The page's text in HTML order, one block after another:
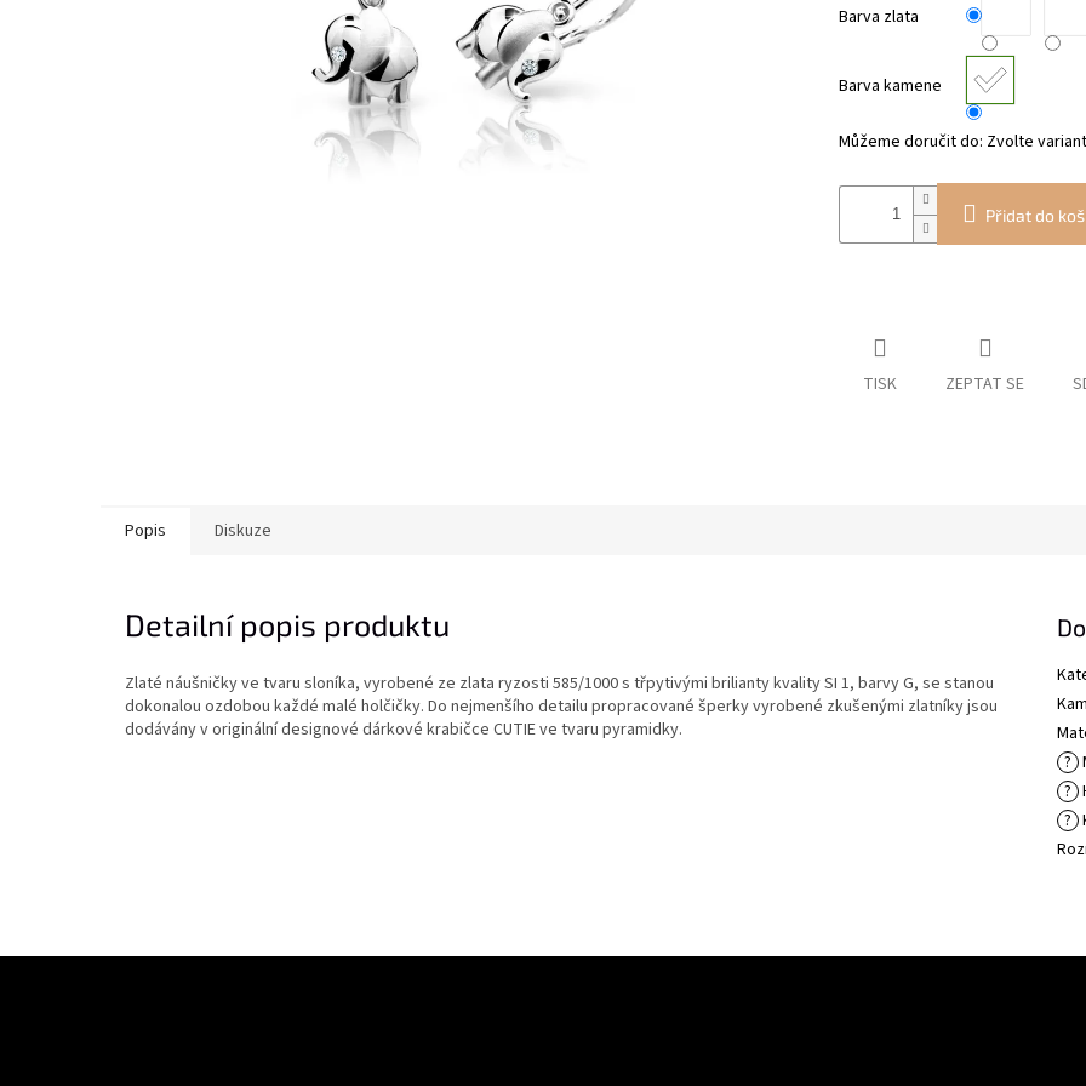
Barva zlata
Barva kamene
Můžeme doručit do: Zvolte
Přidat do
TISK ZEPTAT SE
Popis Diskuze
Detailní popis produktu
Zlaté náušničky ve tvaru sloníka, vyrobené ze zlata ryzosti 585/1000 s třpytivými brilianty kvality SI 1, barvy G, se stanou
dokonalou ozdobou každé malé holčičky. Do nejmenšího detailu propracované šperky vyrobené zkušenými zlatníky jsou
dodávány v originální designové dárkové krabičce CUTIE ve tvaru pyramidky.
?
?
?